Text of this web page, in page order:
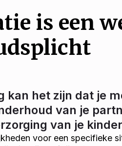
is een
kan het zijn dat je
van je
van je
voor een specifieke